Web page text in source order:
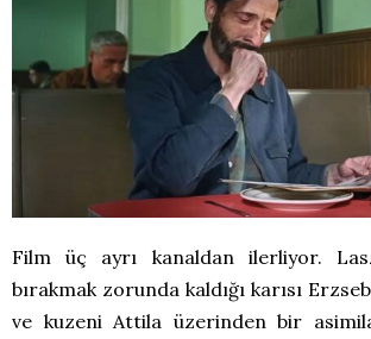
Film üç ayrı kanaldan ilerliyor.
bırakmak zorunda kaldığı karısı
ve kuzeni Attila üzerinden bir